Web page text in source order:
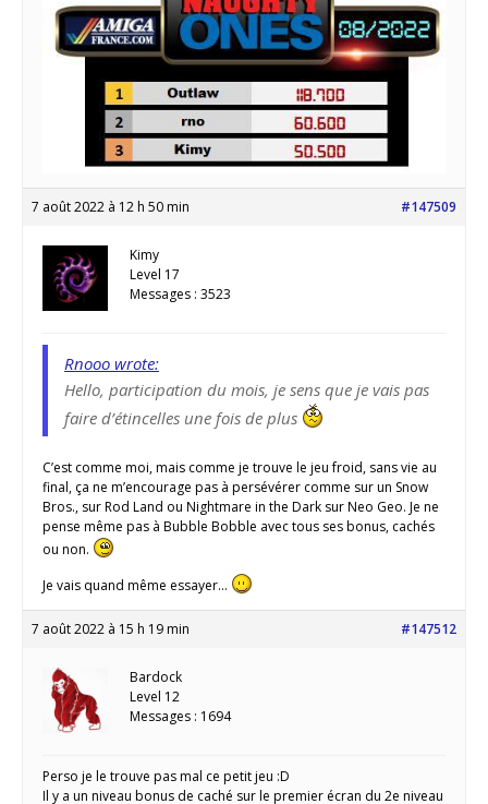
7 août 2022 à 12 h 50 min #147509
Kimy
Level 17
Messages : 3523
Rnooo wrote:
Hello, participation du mois, je sens que je vais pas
faire d’étincelles une fois de plus
C’est comme moi, mais comme je trouve le jeu froid, sans vie au
final, ça ne m’encourage pas à persévérer comme sur un Snow
Bros., sur Rod Land ou Nightmare in the Dark sur Neo Geo. Je ne
pense même pas à Bubble Bobble avec tous ses bonus, cachés
ou non.
Je vais quand même essayer…
7 août 2022 à 15 h 19 min #147512
Bardock
Level 12
Messages : 1694
Perso je le trouve pas mal ce petit jeu :D
Il y a un niveau bonus de caché sur le premier écran du 2e niveau